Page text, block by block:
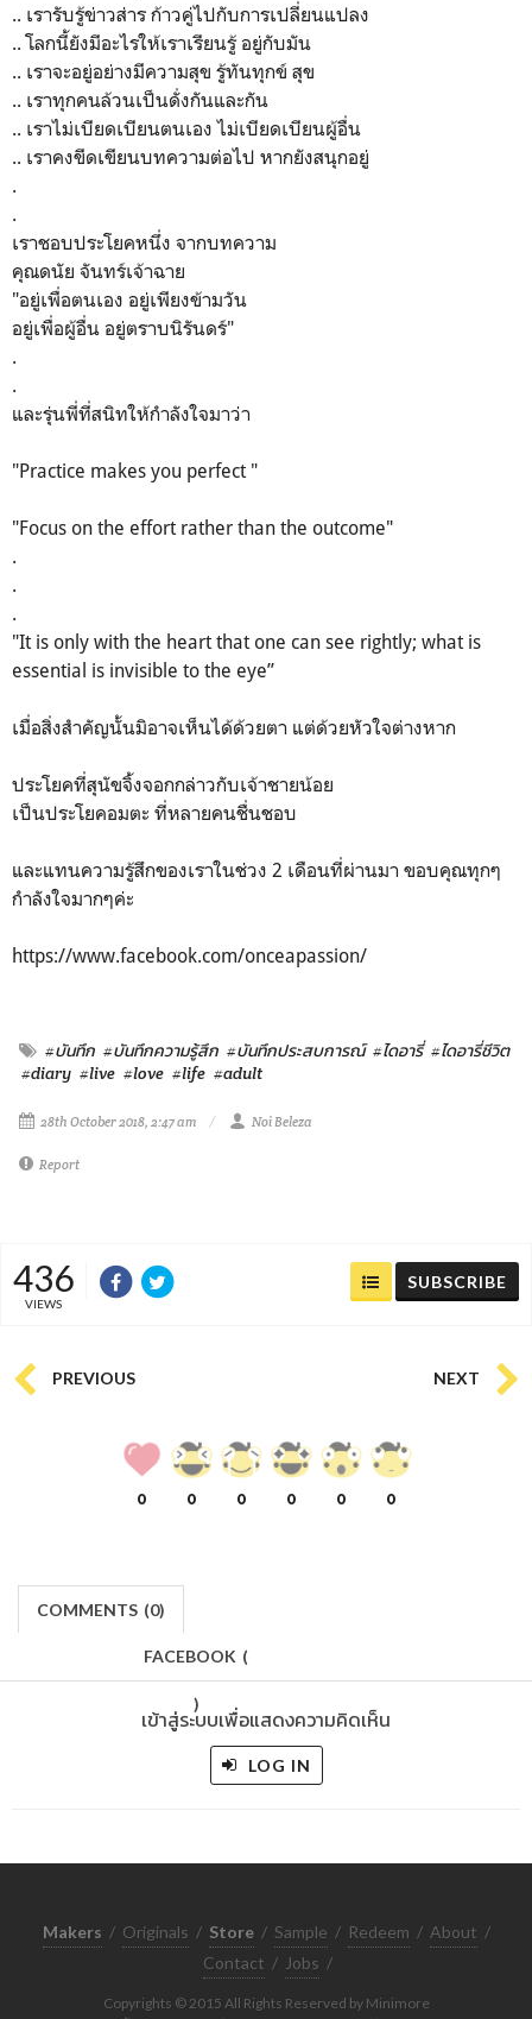
.. เรารับรู้ข่าวส่าร ก้าวคู่ไปกับการเปลี่ยนแปลง
.. โลกนี้ยังมีอะไรให้เราเรียนรู้ อยู่กับมัน
.. เราจะอยู่อย่างมีความสุข รู้ทันทุกข์ สุข
.. เราทุกคนล้วนเป็นดั่งกันและกัน
.. เราไม่เบียดเบียนตนเอง ไม่เบียดเบียนผู้อื่น
.. เราคงขีดเขียนบทความต่อไป หากยังสนุกอยู่
.
.
เราชอบประโยคหนึ่ง จากบทความ
คุณดนัย จันทร์เจ้าฉาย
"อยู่เพื่อตนเอง อยู่เพียงข้ามวัน
อยู่เพื่อผู้อื่น อยู่ตราบนิรันดร์"
.
.
และรุ่นพี่ที่สนิทให้กำลังใจมาว่า
"Practice makes you perfect "
"Focus on the effort rather than the outcome"
.
.
.
"It is only with the heart that one can see rightly; what is
essential is invisible to the eye”
เมื่อสิ่งสำคัญนั้นมิอาจเห็นได้ด้วยตา แต่ด้วยหัวใจต่างหาก
ประโยคที่สุนัขจิ้งจอกกล่าวกับเจ้าชายน้อย
เป็นประโยคอมตะ ที่หลายคนชื่นชอบ
และแทนความรู้สึกของเราในช่วง 2 เดือนที่ผ่านมา ขอบคุณทุกๆ
กำลังใจมากๆค่ะ
https://www.facebook.com/onceapassion/
#บันทึก #บันทึกความรู้สึก #บันทึกประสบการณ์ #ไดอารี่ #ไดอารี่ชีวิต
#diary #live #love #life #adult
28th October 2018, 2:47 am Noi Beleza
Report
436
VIEWS
SUBSCRIBE
PREVIOUS NEXT
0 0 0 0 0 0
COMMENTS (0)
FACEBOOK (
)
เข้าสู่ระบบเพื่อแสดงความคิดเห็น
LOG IN
Makers / Originals / Store / Sample / Redeem / About /
Contact / Jobs /
Copyrights © 2015 All Rights Reserved by Minimore